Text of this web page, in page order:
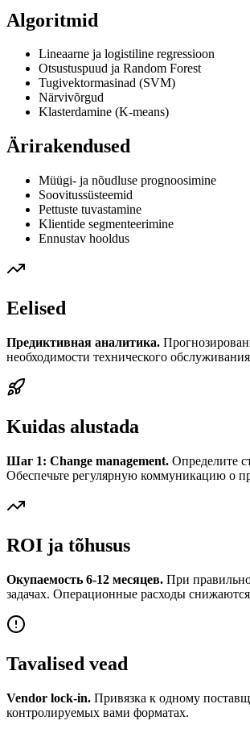
Algoritmid
Lineaarne ja logistiline regressioon
Otsustuspuud ja Random Forest
Tugivektormasinad (SVM)
Närvivõrgud
Klasterdamine (K-means)
Ärirakendused
Müügi- ja nõudluse prognoosimine
Soovitussüsteemid
Pettuste tuvastamine
Klientide segmenteerimine
Ennustav hooldus
Eelised
Предиктивная аналитика.
необходимости технического
Kuidas alustada
Шаг 1: Change management. Определите
Обеспечьте регулярную коммуникацию о
ROI ja tõhusus
Окупаемость 6-12 месяцев. При
задачах. Операционные расходы
Tavalised vead
Vendor lock-in. Привязка к одному
контролируемых вами форматах.